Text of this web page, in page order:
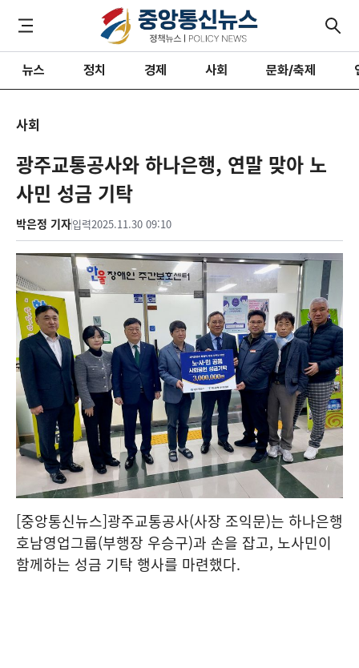
뉴스 정치 경제 사회 문화/축제
사회
광주교통공사와 하나은행, 연말 맞아 노
사민 성금 기탁
박은정 기자입력2025.11.30 09:10
[중앙통신뉴스]광주교통공사(사장 조익문)는 하나은행
호남영업그룹(부행장 우승구)과 손을 잡고, 노사민이
함께하는 성금 기탁 행사를 마련했다.